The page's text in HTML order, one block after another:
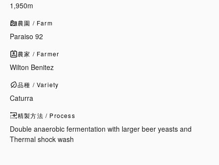
1,950m
農園 / Farm
Paraiso 92
農家 / Farmer
Wilton Benitez
品種 / Variety
Caturra
精製方法 / Process
Double anaerobic fermentation with larger beer yeasts and
Thermal shock wash